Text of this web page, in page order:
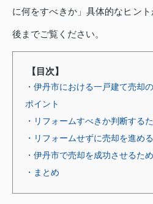
に何をすべきか」具体的なヒン
後までご覧ください。
【目次】
・伊丹市における一戸建て売却
ポイント
・リフォームすべきか判断する
・リフォームせずに売却を進め
・伊丹市で売却を成功させるた
・まとめ